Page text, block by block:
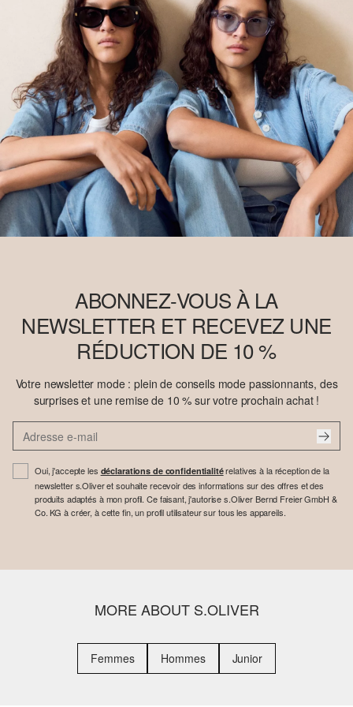
ABONNEZ-VOUS À LA
NEWSLETTER ET RECEVEZ UNE
RÉDUCTION DE 10 %
Votre newsletter mode : plein de conseils mode passionnants, des
surprises et une remise de 10 % sur votre prochain achat !
Oui, j'accepte les déclarations de confidentialitérelatives à la réception de la
newsletter s.Oliver et souhaite recevoir des informations sur des offres et des
produits adaptés à mon profil. Ce faisant, j'autorise s.Oliver Bernd Freier GmbH &
Co. KG à créer, à cette fin, un profil utilisateur sur tous les appareils.
MORE ABOUT S.OLIVER
Femmes Hommes Junior